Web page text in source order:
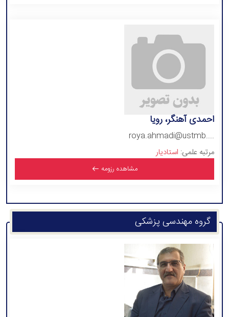
احمدی آهنگر، رویا
roya.ahmadi@ustmb....
مرتبه علمی: استادیار
مشاهده رزومه
گروه مهندسی پزشکی